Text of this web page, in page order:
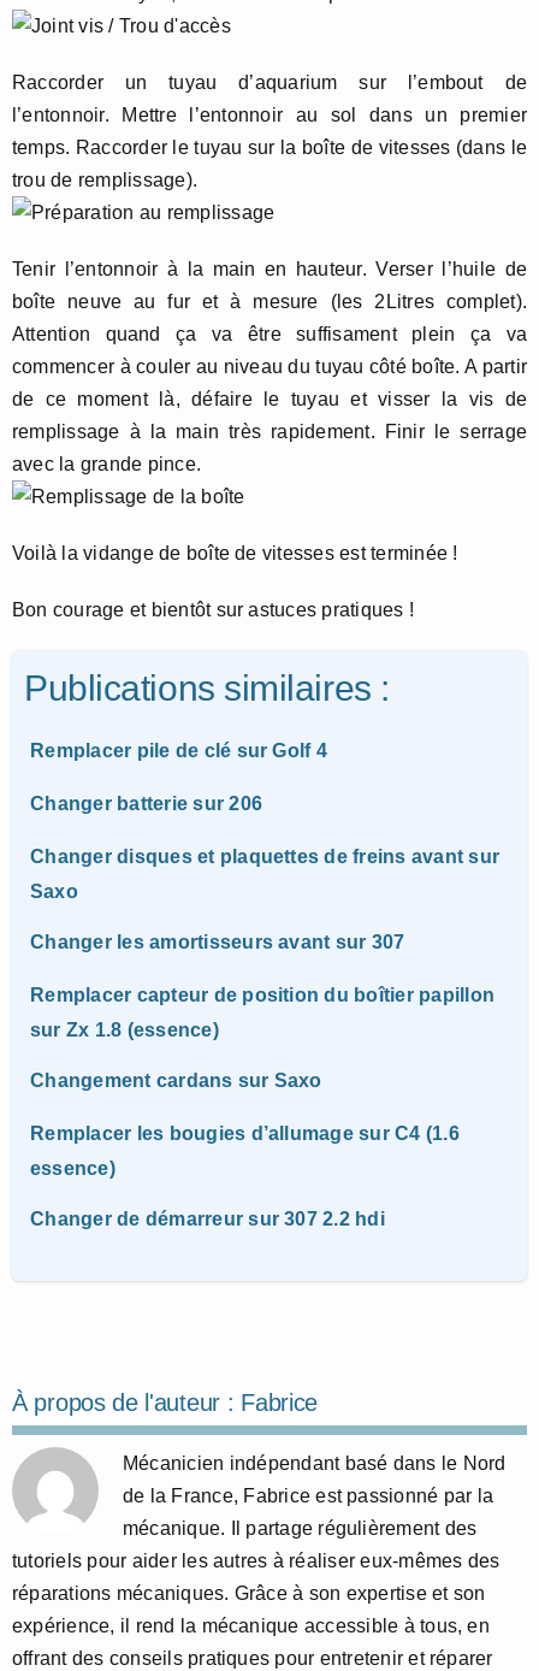
Raccorder un tuyau d’aquarium sur l’embout de
l’entonnoir. Mettre l’entonnoir au sol dans un premier
temps. Raccorder le tuyau sur la boîte de vitesses (dans le
trou de remplissage).
Tenir l’entonnoir à la main en hauteur. Verser l’huile de
boîte neuve au fur et à mesure (les 2Litres complet).
Attention quand ça va être suffisament plein ça va
commencer à couler au niveau du tuyau côté boîte. A partir
de ce moment là, défaire le tuyau et visser la vis de
remplissage à la main très rapidement. Finir le serrage
avec la grande pince.
Voilà la vidange de boîte de vitesses est terminée !
Bon courage et bientôt sur astuces pratiques !
Publications similaires :
Remplacer pile de clé sur Golf 4
Changer batterie sur 206
Changer disques et plaquettes de freins avant sur
Saxo
Changer les amortisseurs avant sur 307
Remplacer capteur de position du boîtier papillon
sur Zx 1.8 (essence)
Changement cardans sur Saxo
Remplacer les bougies d’allumage sur C4 (1.6
essence)
Changer de démarreur sur 307 2.2 hdi
À propos de l'auteur : Fabrice
Mécanicien indépendant basé dans le Nord
de la France, Fabrice est passionné par la
mécanique. Il partage régulièrement des
tutoriels pour aider les autres à réaliser eux-mêmes des
réparations mécaniques. Grâce à son expertise et son
expérience, il rend la mécanique accessible à tous, en
offrant des conseils pratiques pour entretenir et réparer